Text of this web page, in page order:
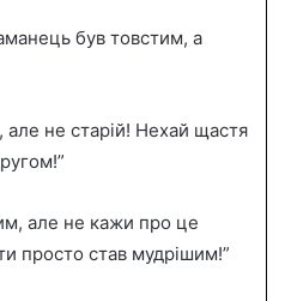
був товстим, а
не старій! Нехай щастя
але не кажи про це
просто став мудрішим!”